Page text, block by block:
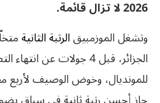
2026 لا تزال قائمة.
وتشغل الموزمبيقالرتبة الثانية
الجزائر، قبل 4 جولات عن
للمونديال، وخوض الوصيف لأربع